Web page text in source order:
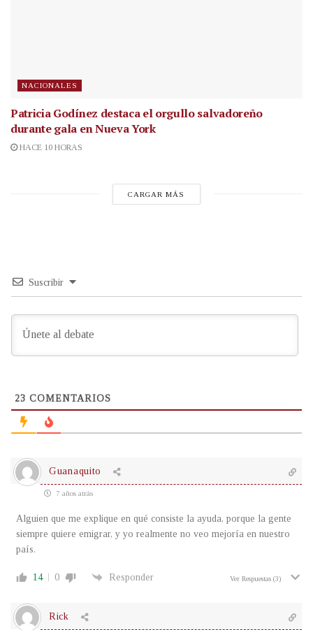
NACIONALES
Patricia Godínez destaca el orgullo salvadoreño
durante gala en Nueva York
HACE 10 HORAS
CARGAR MÁS
Suscribir
23 COMENTARIOS
Guanaquito
7 años atrás
Alguien que me explique en qué consiste la ayuda, porque la gente
siempre quiere emigrar, y yo realmente no veo mejoría en nuestro
país.
14 0 Responder Ver Respuestas (3)
Rick